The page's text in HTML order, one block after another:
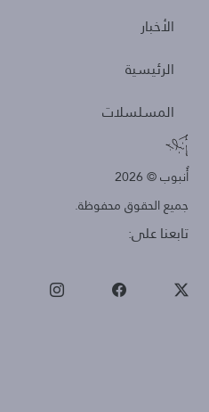
الأخبار
الرئيسية
المسلسلات
أُنبوب © 2026
جميع الحقوق محفوظة.
تابعنا على: